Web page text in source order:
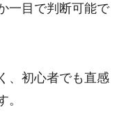
一目で判断可能で
、初心者でも直感
。